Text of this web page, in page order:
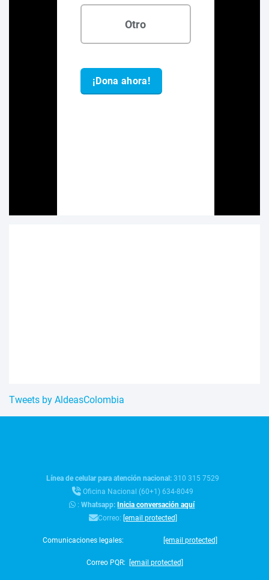
Tweets by AldeasColombia
Línea de celular para atención nacional:310 315 7529
Oficina Nacional (60+1) 634-8049
:Whatsapp: Inicia conversación aquí
Correo: [email protected]
Comunicaciones legales: [email protected]
Correo PQR: [email protected]